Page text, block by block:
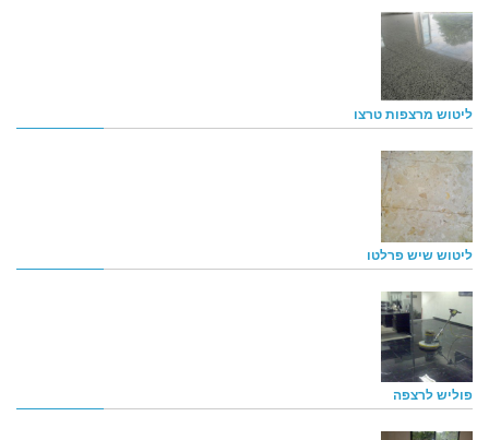
ליטוש מרצפות טרצו
ליטוש שיש פרלטו
פוליש לרצפה